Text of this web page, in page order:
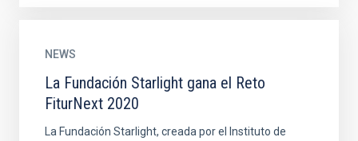
NEWS
La Fundación Starlight gana el Reto
FiturNext 2020
La Fundación Starlight, creada por el Instituto de